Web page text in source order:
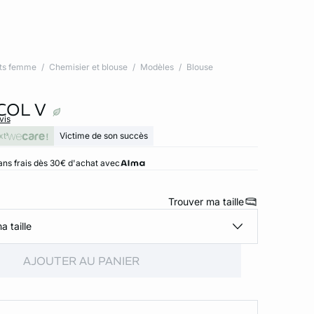
femme Chemisier et blouse Modèles Blouse
V
Victime de son succès
frais dès 30€ d'achat avec
Trouver ma taille
taille
AJOUTER AU PANIER